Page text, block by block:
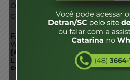
Órgãos do Governo
Conheça SC
FALE CONOSCO
WhatsApp:
(48) 3664-1800
E-mail: